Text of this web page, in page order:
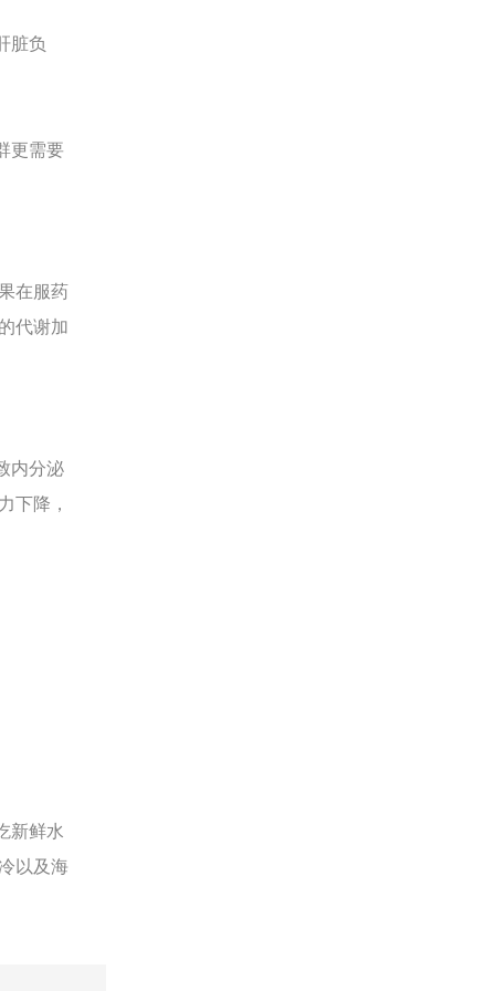
脏负
更需要
在服药
代谢加
内分泌
下降，
新鲜水
以及海